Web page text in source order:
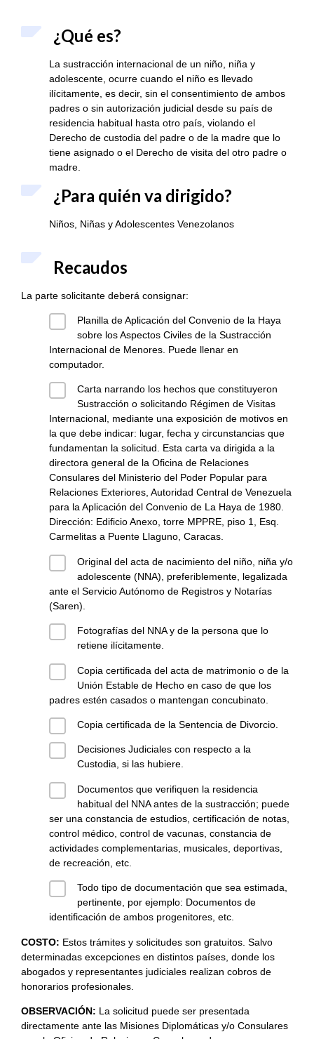
¿Qué es?
La sustracción internacional de un niño, niña y
adolescente, ocurre cuando el niño es llevado
ilícitamente, es decir, sin el consentimiento de ambos
padres o sin autorización judicial desde su país de
residencia habitual hasta otro país, violando el
Derecho de custodia del padre o de la madre que lo
tiene asignado o el Derecho de visita del otro padre o
madre.
¿Para quién va dirigido?
Niños, Niñas y Adolescentes Venezolanos
Recaudos
La parte solicitante deberá consignar:
Planilla de Aplicación del Convenio de la Haya
sobre los Aspectos Civiles de la Sustracción
Internacional de Menores. Puede llenar en
computador.
Carta narrando los hechos que constituyeron
Sustracción o solicitando Régimen de Visitas
Internacional, mediante una exposición de motivos en
la que debe indicar: lugar, fecha y circunstancias que
fundamentan la solicitud. Esta carta va dirigida a la
directora general de la Oficina de Relaciones
Consulares del Ministerio del Poder Popular para
Relaciones Exteriores, Autoridad Central de Venezuela
para la Aplicación del Convenio de La Haya de 1980.
Dirección: Edificio Anexo, torre MPPRE, piso 1, Esq.
Carmelitas a Puente Llaguno, Caracas.
Original del acta de nacimiento del niño, niña y/o
adolescente (NNA), preferiblemente, legalizada
ante el Servicio Autónomo de Registros y Notarías
(Saren).
Fotografías del NNA y de la persona que lo
retiene ilícitamente.
Copia certificada del acta de matrimonio o de la
Unión Estable de Hecho en caso de que los
padres estén casados o mantengan concubinato.
Copia certificada de la Sentencia de Divorcio.
Decisiones Judiciales con respecto a la
Custodia, si las hubiere.
Documentos que verifiquen la residencia
habitual del NNA antes de la sustracción; puede
ser una constancia de estudios, certificación de notas,
control médico, control de vacunas, constancia de
actividades complementarias, musicales, deportivas,
de recreación, etc.
Todo tipo de documentación que sea estimada,
pertinente, por ejemplo: Documentos de
identificación de ambos progenitores, etc.
COSTO: Estos trámites y solicitudes son gratuitos. Salvo
determinadas excepciones en distintos países, donde los
abogados y representantes judiciales realizan cobros de
honorarios profesionales.
OBSERVACIÓN: La solicitud puede ser presentada
directamente ante las Misiones Diplomáticas y/o Consulares